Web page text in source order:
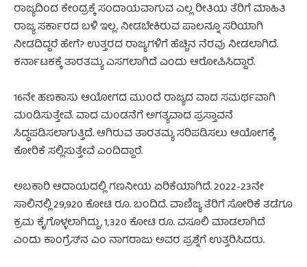
ರಾಜ್ಯದಿಂದ ಕೇಂದ್ರಕ್ಕೆ ಸಂದಾಯವಾಗುವ ಎಲ್ಲ ರೀತಿಯ ತೆರಿಗೆ ಮಾಹಿತಿ
ರಾಜ್ಯ ಸರ್ಕಾರದ ಬಳಿ ಇಲ್ಲ. ನೀಡಬೇಕಿರುವ ಪಾಲನ್ನೂ ಸರಿಯಾಗಿ
ನೀಡದಿದ್ದರೆ ಹೇಗೆ? ಉತ್ತರದ ರಾಜ್ಯಗಳಿಗೆ ಹೆಚ್ಚಿನ ನೆರವು ನೀಡಲಾಗಿದೆ.
ಕರ್ನಾಟಕಕ್ಕೆ ತಾರತಮ್ಯ ಎಸಗಲಾಗಿದೆ ಎಂದು ಆರೋಪಿಸಿದ್ದಾರೆ.
16ನೇ ಹಣಕಾಸು ಆಯೋಗದ ಮುಂದೆ ರಾಜ್ಯದ ವಾದ ಸಮರ್ಥವಾಗಿ
ಮಂಡಿಸುತ್ತೇವೆ. ವಾದ ಮಂಡನೆಗೆ ಅಗತ್ಯವಾದ ಪ್ರಸ್ತಾವನೆ
ಸಿದ್ಧಪಡಿಸಲಾಗುತ್ತಿದೆ. ಆಗಿರುವ ತಾರತಮ್ಯ ಸರಿಪಡಿಸಲು ಆಯೋಗಕ್ಕೆ
ಕೋರಿಕೆ ಸಲ್ಲಿಸುತ್ತೇವೆ ಎಂದಿದ್ದಾರೆ.
ಅಬಕಾರಿ ಆದಾಯದಲ್ಲಿ ಗಣನೀಯ ಏರಿಕೆಯಾಗಿದೆ. 2022-23ನೇ
ಸಾಲಿನಲ್ಲಿ 29,920 ಕೋಟಿ ರೂ. ಬಂದಿದೆ. ವಾಣಿಜ್ಯ ತೆರಿಗೆ ಸೋರಿಕೆ ತಡೆಗೂ
ಕ್ರಮ ಕೈಗೊಳ್ಳಲಾಗಿದ್ದು, 1,320 ಕೋಟಿ ರೂ. ವಸೂಲಿ ಮಾಡಲಾಗಿದೆ
ಎಂದು ಕಾಂಗ್ರೆಸ್‌ನ ಎಂ ನಾಗರಾಜು ಅವರ ಪ್ರಶ್ನೆಗೆ ಉತ್ತರಿಸಿದರು.